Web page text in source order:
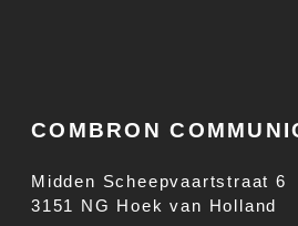
COMBRON
Midden Scheepvaartstraat 6
3151 NG Hoek van Holland